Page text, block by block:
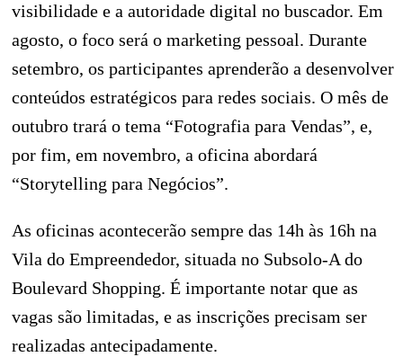
visibilidade e a autoridade digital no buscador. Em
agosto, o foco será o marketing pessoal. Durante
setembro, os participantes aprenderão a desenvolver
conteúdos estratégicos para redes sociais. O mês de
outubro trará o tema “Fotografia para Vendas”, e,
por fim, em novembro, a oficina abordará
“Storytelling para Negócios”.
As oficinas acontecerão sempre das 14h às 16h na
Vila do Empreendedor, situada no Subsolo-A do
Boulevard Shopping. É importante notar que as
vagas são limitadas, e as inscrições precisam ser
realizadas antecipadamente.